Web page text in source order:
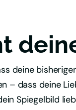
deine
– dass deine
Spiegelbild